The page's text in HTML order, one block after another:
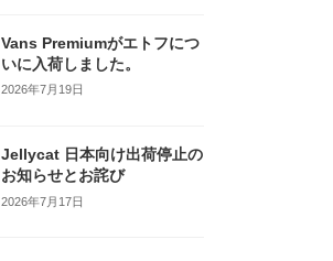
Vans Premiumがエトフにつ
いに入荷しました。
2026年7月19日
Jellycat 日本向け出荷停止の
お知らせとお詫び
2026年7月17日